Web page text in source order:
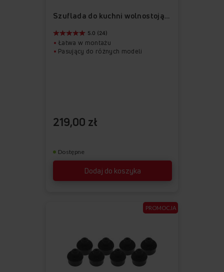
Szuflada do kuchni wolnostojącej APDU1001
Dodaj do koszyka
5.0 (24)
Łatwa w montażu
Pasujący do różnych modeli
219,00 zł
Dostępne
PROMOCJA